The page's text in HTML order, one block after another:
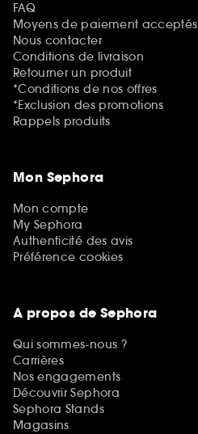
FAQ
Moyens de paiement acceptés
Nous contacter
Conditions de livraison
Retourner un produit
*Conditions de nos offres
*Exclusion des promotions
Rappels produits
Mon Sephora
Mon compte
My Sephora
Authenticité des avis
Préférence cookies
A propos de Sephora
Qui sommes-nous ?
Carrières
Nos engagements
Découvrir Sephora
Sephora Stands
Magasins